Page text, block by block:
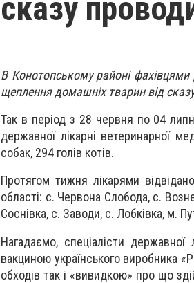
сказу
В Конотопському районі
щеплення домашніх тварин від
Так в період з 28 червня по 04
державної лікарні ветеринарної
собак, 294 голів котів.
Протягом тижня лікарями
області: с. Червона Слобода, с.
Соснівка, с. Заводи, с. Лобківка, м.
Нагадаємо, спеціалісти
вакциною українського виробника
обходів так і «вивидкою» про що